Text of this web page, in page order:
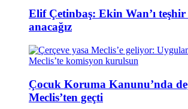
Elif Çetinbaş: Ekin Wan’ı
anacağız
Çocuk Koruma Kanunu’nda
Meclis’ten geçti